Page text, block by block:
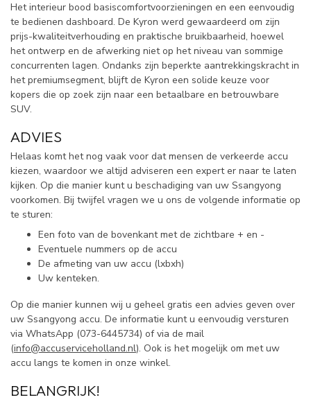
Het interieur bood basiscomfortvoorzieningen en een eenvoudig
te bedienen dashboard. De Kyron werd gewaardeerd om zijn
prijs-kwaliteitverhouding en praktische bruikbaarheid, hoewel
het ontwerp en de afwerking niet op het niveau van sommige
concurrenten lagen. Ondanks zijn beperkte aantrekkingskracht in
het premiumsegment, blijft de Kyron een solide keuze voor
kopers die op zoek zijn naar een betaalbare en betrouwbare
SUV.
ADVIES
Helaas komt het nog vaak voor dat mensen de verkeerde accu
kiezen, waardoor we altijd adviseren een expert er naar te laten
kijken. Op die manier kunt u beschadiging van uw Ssangyong
voorkomen. Bij twijfel vragen we u ons de volgende informatie op
te sturen:
Een foto van de bovenkant met de zichtbare + en -
Eventuele nummers op de accu
De afmeting van uw accu (lxbxh)
Uw kenteken.
Op die manier kunnen wij u geheel gratis een advies geven over
uw Ssangyong accu. De informatie kunt u eenvoudig versturen
via WhatsApp (073-6445734) of via de mail
(info@accuserviceholland.nl). Ook is het mogelijk om met uw
accu langs te komen in onze winkel.
BELANGRIJK!